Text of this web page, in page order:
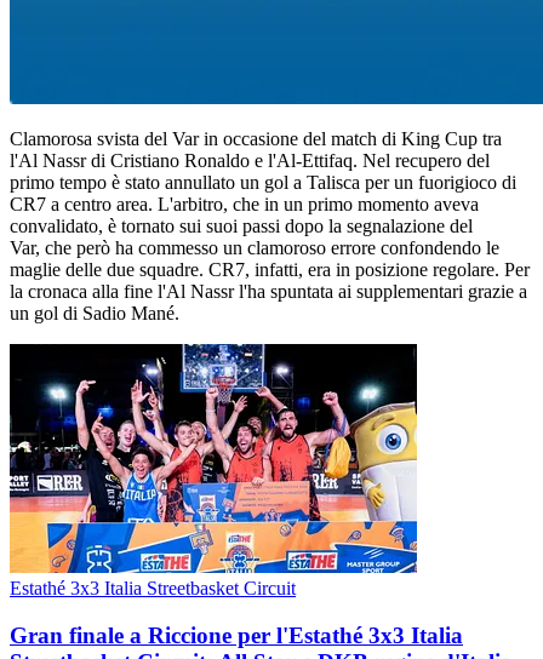
Clamorosa svista del Var in occasione del match di King Cup tra
l'Al Nassr di Cristiano Ronaldo e l'Al-Ettifaq. Nel recupero del
primo tempo è stato annullato un gol a Talisca per un fuorigioco di
CR7 a centro area. L'arbitro, che in un primo momento aveva
convalidato, è tornato sui suoi passi dopo la segnalazione del
Var, che però ha commesso un clamoroso errore confondendo le
maglie delle due squadre. CR7, infatti, era in posizione regolare. Per
la cronaca alla fine l'Al Nassr l'ha spuntata ai supplementari grazie a
un gol di Sadio Mané.
Estathé 3x3 Italia Streetbasket Circuit
Gran finale a Riccione per l'Estathé 3x3 Italia